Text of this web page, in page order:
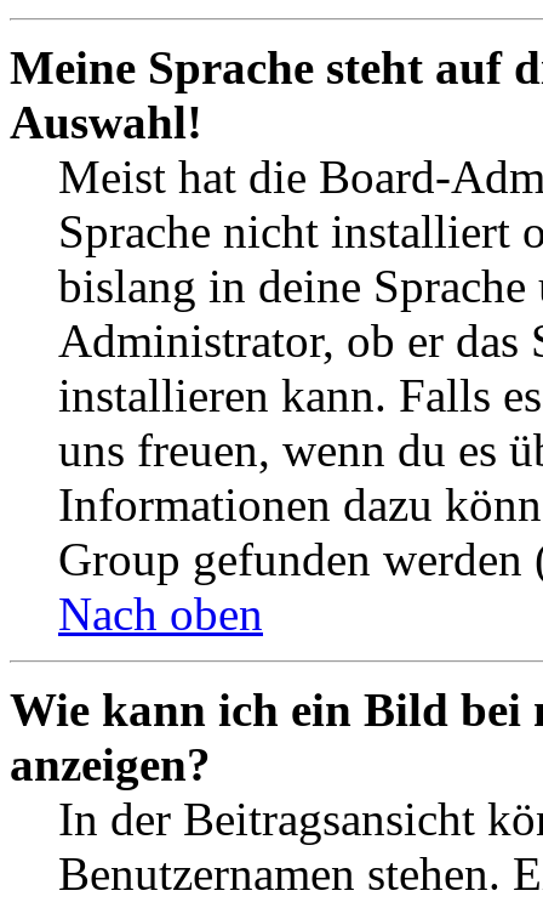
Meine Sprache steht auf
Auswahl!
Meist hat die Board-
Sprache nicht installiert
bislang in deine
Administrator, ob er das
installieren kann. Falls
uns freuen, wenn du es
Informationen dazu
Group gefunden
Nach oben
Wie kann ich ein Bild bei
anzeigen?
In der Beitragsansicht
Benutzernamen stehen.